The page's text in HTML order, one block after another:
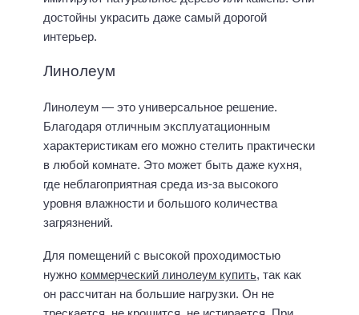
достойны украсить даже самый дорогой
интерьер.
Линолеум
Линолеум — это универсальное решение.
Благодаря отличным эксплуатационным
характеристикам его можно стелить практически
в любой комнате. Это может быть даже кухня,
где неблагоприятная среда из-за высокого
уровня влажности и большого количества
загрязнений.
Для помещений с высокой проходимостью
нужно коммерческий линолеум купить, так как
он рассчитан на большие нагрузки. Он не